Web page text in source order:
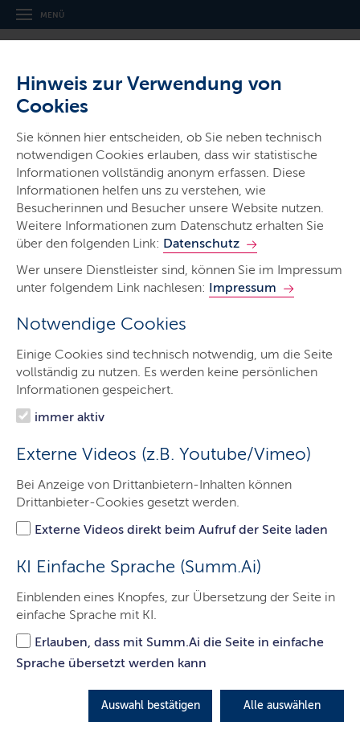
Hinweis zur Verwendung von
Cookies
Sie können hier entscheiden, ob Sie neben technisch
notwendigen Cookies erlauben, dass wir statistische
Informationen vollständig anonym erfassen. Diese
Informationen helfen uns zu verstehen, wie
Besucherinnen und Besucher unsere Website nutzen.
Weitere Informationen zum Datenschutz erhalten Sie
über den folgenden Link: Datenschutz
Wer unsere Dienstleister sind, können Sie im Impressum
unter folgendem Link nachlesen: Impressum
Notwendige Cookies
Einige Cookies sind technisch notwendig, um die Seite
vollständig zu nutzen. Es werden keine persönlichen
Informationen gespeichert.
immer aktiv
Externe Videos (z.B. Youtube/Vimeo)
Bei Anzeige von Drittanbietern-Inhalten können
Drittanbieter-Cookies gesetzt werden.
Externe Videos direkt beim Aufruf der Seite laden
KI Einfache Sprache (Summ.Ai)
Einblenden eines Knopfes, zur Übersetzung der Seite in
einfache Sprache mit KI.
Erlauben, dass mit Summ.Ai die Seite in einfache
Sprache übersetzt werden kann
Auswahl bestätigen Alle auswählen
MENÜ
Amtsgericht Husum
Gerichte & Justizbehörden
Start
Das Gericht
Aufgaben
Besucher & Service
Ausbildung & Beruf
Kontakt
Beratungs- und
Prozesskostenhilfe
Hier finden Sie die wichtigsten Informationen zur
Beratungs- und Prozesskostenhilfe.